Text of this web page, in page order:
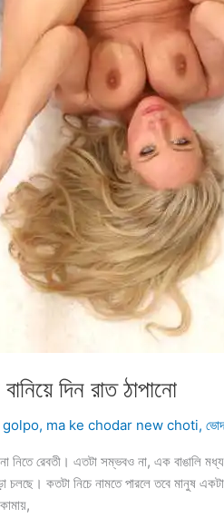
বানিয়ে দিন রাত ঠাপানো
, ma ke chodar new choti,
নিতে রেবতী। এতটা সম্ভবও না, এক
চলছে। কতটা নিচে নামতে পারলে তবে মানুষ